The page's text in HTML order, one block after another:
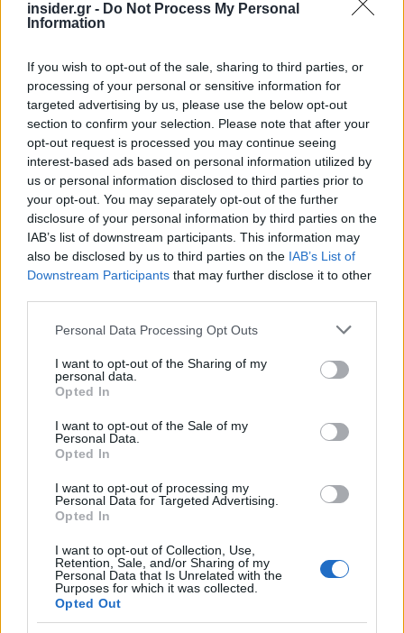
insider.gr - Do Not Process My Personal
Information
If you wish to opt-out of the sale, sharing to third parties, or
processing of your personal or sensitive information for
targeted advertising by us, please use the below opt-out
section to confirm your selection. Please note that after your
opt-out request is processed you may continue seeing
interest-based ads based on personal information utilized by
us or personal information disclosed to third parties prior to
your opt-out. You may separately opt-out of the further
disclosure of your personal information by third parties on the
IAB’s list of downstream participants. This information may
also be disclosed by us to third parties on the IAB’s List of
Downstream Participants that may further disclose it to other
Please note that this website/app uses one or more Google
not limited to your visit or usage behaviour. You may click to
grant or deny consent to Google and its third-party tags to
use your data for below specified purposes in below Google
consent section.
Personal Data Processing Opt Outs
I want to opt-out of the Sharing of my
personal data.
Opted In
I want to opt-out of the Sale of my
Personal Data.
Opted In
I want to opt-out of processing my
Personal Data for Targeted Advertising.
Opted In
I want to opt-out of Collection, Use,
Retention, Sale, and/or Sharing of my
Personal Data that Is Unrelated with the
Purposes for which it was collected.
Opted Out
«Η επίτευξη της σωστής ισορροπίας στη ρύθμιση
και εποπτεία των τραπεζών είναι μια λεπτή
για να αναπτυχθούν ώστε η χρηματοδότησή τους
να στηρίζει την καινοτομία και τις φιλοδοξίες της
οικονομίας. Ταυτόχρονα, η εμπειρία έχει δείξει ότι
χωρίς επαρκείς δικλίδες ασφαλείας, οι τράπεζες
που επιδιώκουν μεγαλύτερα κέρδη μέσω της
καινοτομίας μπορεί να αναλάβουν υπερβολικούς
κινδύνους.»
Τόνισε επίσης ότι όταν μια τράπεζα αντιμετωπίζει